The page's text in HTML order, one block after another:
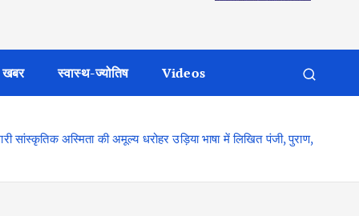
स्वास्थ-ज्योतिष Videos
सांस्कृतिक अस्मिता की अमूल्य धरोहर उड़िया भाषा में लिखित पंजी, पुराण,